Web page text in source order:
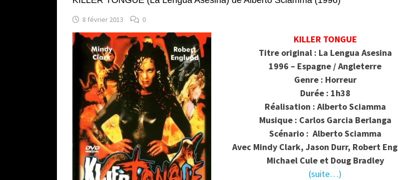
8 février 2013 0
KILLER TONGUE
Titre original : La Lengua Asesina
1996 – Espagne / Angleterre
Genre : Horreur
Durée : 1h38
Réalisation : Alberto Sciamma
Musique : Carlos Garcia Berlanga
Scénario : Alberto Sciamma
Avec Mindy Clark, Jason Durr, Robert
Michael Cule et Doug Bradley
(suite…)